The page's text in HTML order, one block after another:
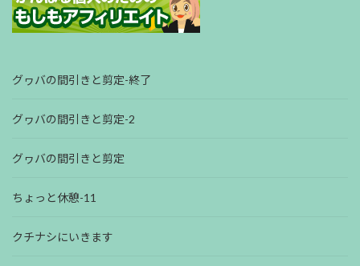
グヮバの間引きと剪定-終了
グヮバの間引きと剪定-2
グヮバの間引きと剪定
ちょっと休憩-11
クチナシにいきます